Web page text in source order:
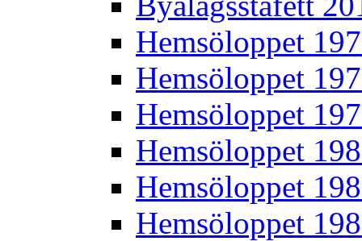
Hemsöloppet
Hemsöloppet
Hemsöloppet
Hemsöloppet
Hemsöloppet
Hemsöloppet